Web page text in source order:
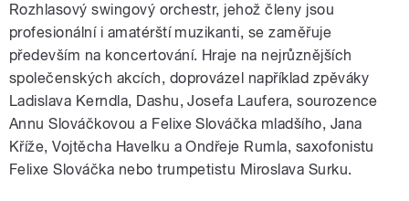
Rozhlasový swingový orchestr, jehož členy jsou
profesionální i amatérští muzikanti, se zaměřuje
především na koncertování. Hraje na nejrůznějších
společenských akcích, doprovázel například zpěváky
Ladislava Kerndla, Dashu, Josefa Laufera, sourozence
Annu Slováčkovou a Felixe Slováčka mladšího, Jana
Kříže, Vojtěcha Havelku a Ondřeje Rumla, saxofonistu
Felixe Slováčka nebo trumpetistu Miroslava Surku.